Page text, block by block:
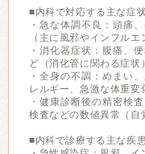
■内科で対応する主な症状
・急な体調不良：頭痛
（主に風邪やインフル
・消化器症状：腹痛、
ど（消化管に関わる症状）
・全身の不調：めまい
レルギー、急激な体重変
・健康診断後の精密検
検査などの数値異常（自
■内科で診療する主な疾患